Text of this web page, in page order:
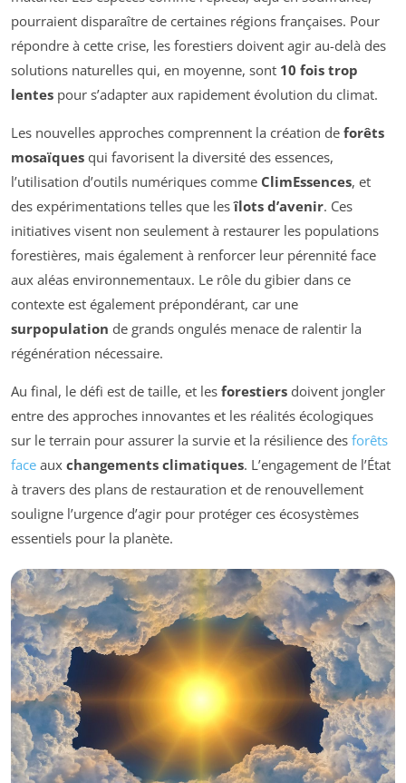
pourraient disparaître de certaines régions françaises. Pour
répondre à cette crise, les forestiers doivent agir au-delà des
solutions naturelles qui, en moyenne, sont 10 fois trop
lentes pour s’adapter aux rapidement évolution du climat.
Les nouvelles approches comprennent la création de forêts
mosaïques qui favorisent la diversité des essences,
l’utilisation d’outils numériques comme ClimEssences, et
des expérimentations telles que lesîlots d’avenir. Ces
initiatives visent non seulement à restaurer les populations
forestières, mais également à renforcer leur pérennité face
aux aléas environnementaux. Le rôle du gibier dans ce
contexte est également prépondérant, car une
surpopulation de grands ongulés menace de ralentir la
régénération nécessaire.
Au final, le défi est de taille, et les forestiers doivent jongler
entre des approches innovantes et les réalités écologiques
sur le terrain pour assurer la survie et la résilience des forêts
face aux changements climatiques. L’engagement de l’État
à travers des plans de restauration et de renouvellement
souligne l’urgence d’agir pour protéger ces écosystèmes
essentiels pour la planète.